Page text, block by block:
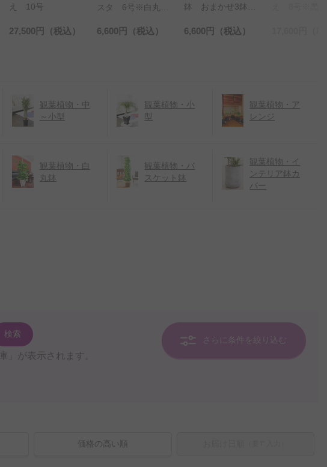
スタ 6号※白丸陶
6,600円（税込）
鉢 おまかせ3鉢セ
6,600円 （税込）
え 8号※黒角高陶
17,600円 （税込）
観葉植物・中
～小型
観葉植物・小
型
観葉植物・ア
レンジ
観葉植物・白
丸鉢
観葉植物・バ
スケット鉢
観葉植物・イ
ンテリア鉢カ
バー
検索
」が表示されます。
さらに条件を絞り込む
価格の高い順